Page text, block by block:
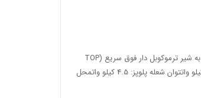
نام مدل: DG-567 Ultraبسته بندی: کارتن شیرینگ شدهسرشعله ساباف ایتالیا: داردمجهز به شیر ترموکوبل دار فوق سریع (TOP
TIME): داردتوان شعله کوچک: 0.9 کیلو واتتوان شعله متوسط: 1.6 کیلو واتتوان شعله بزرگ: 2.75 کیلو واتتوان شعله پلوپز: 4.5 کیلو واتمحل